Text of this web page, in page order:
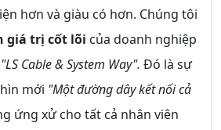
hơn và giàu có hơn. Chúng tôi
giá trị cốt lõi của doanh nghiệp
"LS Cable & System Way". Đó là sự
mới "Một đường dây kết nối cả
ứng xử cho tất cả nhân viên